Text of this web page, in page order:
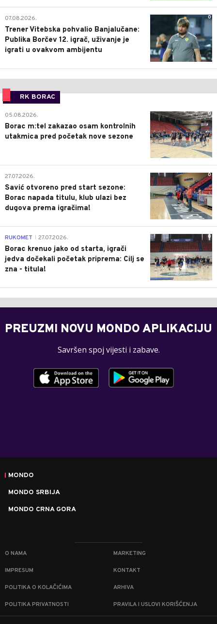
0
07.08.2026.
Trener Vitebska pohvalio Banjalučane:
Publika Borčev 12. igrač, uživanje je
igrati u ovakvom ambijentu
RK BORAC
0
05.08.2026.
Borac m:tel zakazao osam kontrolnih
utakmica pred početak nove sezone
0
27.07.2026.
Savić otvoreno pred start sezone:
Borac napada titulu, klub ulazi bez
dugova prema igračima!
0
RUKOMET 27.07.2026.
Borac krenuo jako od starta, igrači
jedva dočekali početak priprema: Cilj se
zna - titula!
PREUZMI NOVU MONDO APLIKACIJU
Savršen spoj vijesti i zabave.
MONDO
MONDO SRBIJA
MONDO CRNA GORA
O NAMA MARKETING
IMPRESUM KONTAKT
POLITIKA O KOLAČIĆIMA ARHIVA
POLITIKA PRIVATNOSTI PRAVILA I USLOVI KORIŠĆENJA